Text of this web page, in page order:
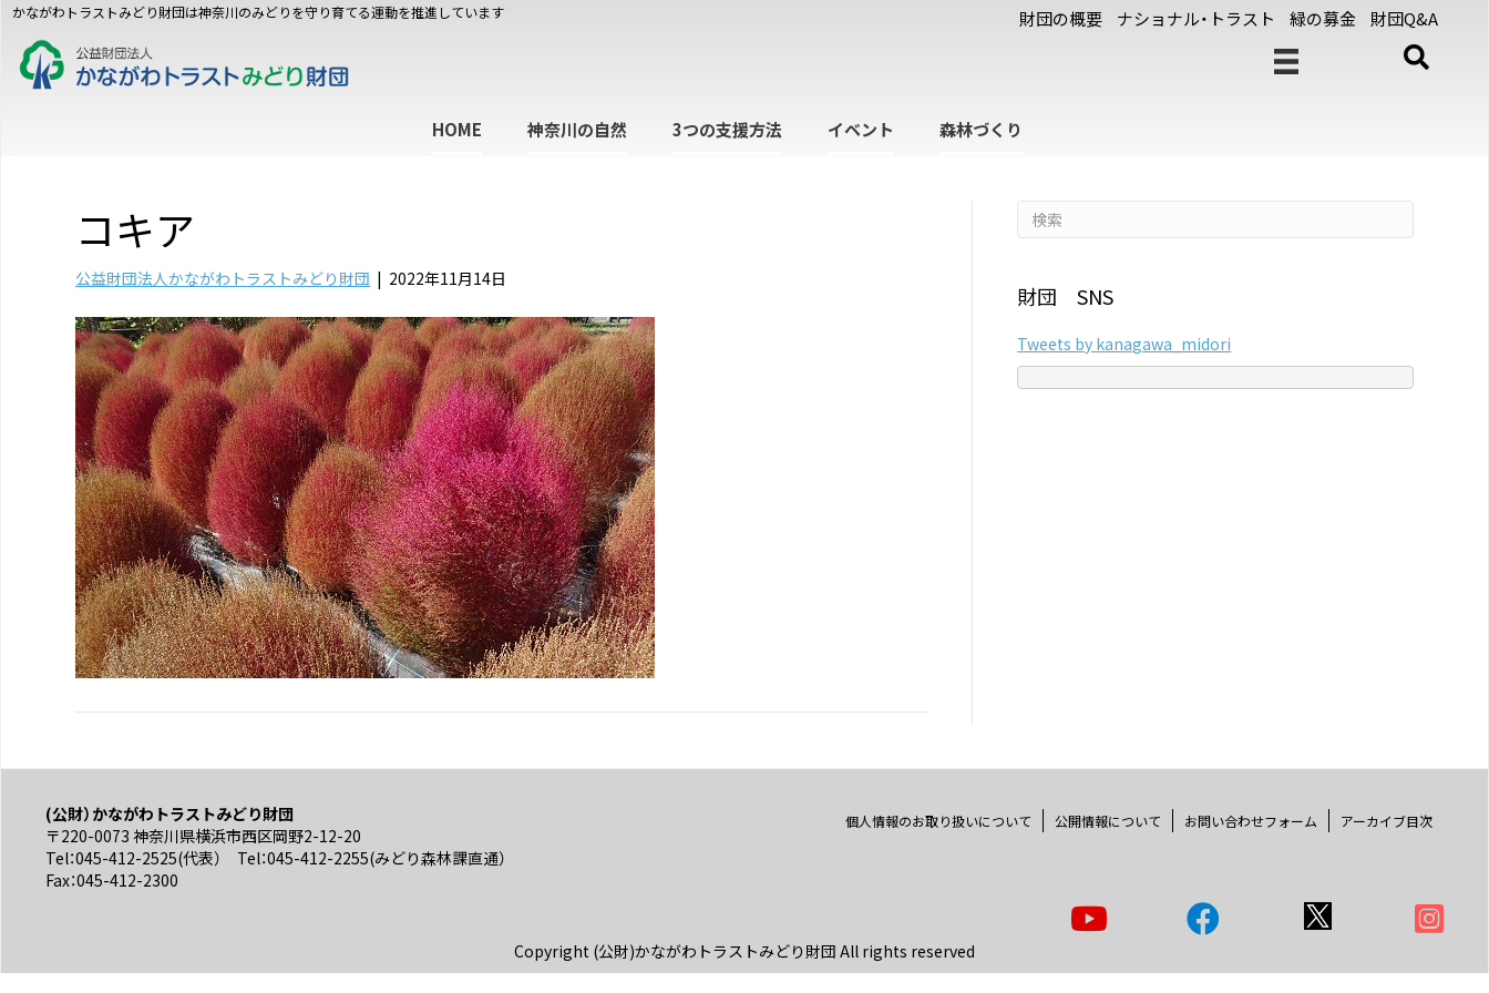
かながわトラストみどり財団は神奈川のみどりを守り育てる運動を推進しています 財団の概要 ナショナル・トラスト 緑の募金 財団Q&A
HOME 神奈川の自然 3つの支援方法 イベント 森林づくり
コキア
公益財団法人かながわトラストみどり財団 | 2022年11月14日
財団 SNS
Tweets by kanagawa_midori
(公財）かながわトラストみどり財団
〒220-0073 神奈川県横浜市西区岡野2-12-20
Tel：045-412-2525(代表） Tel：045-412-2255(みどり森林課直通）
Fax：045-412-2300
個人情報のお取り扱いについて 公開情報について お問い合わせフォーム アーカイブ目次
Copyright (公財)かながわトラストみどり財団 All rights reserved